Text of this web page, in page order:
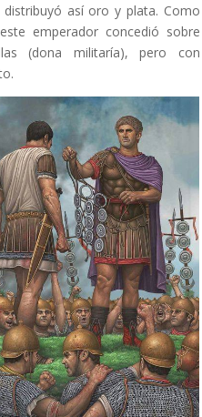
distribuyó así oro y plata. Como
emperador concedió sobre
(dona militaría), pero con